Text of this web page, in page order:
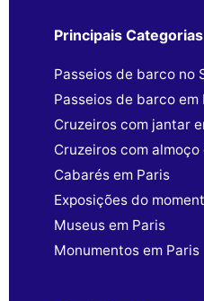
Principais Categorias
Passeios de barco no
Passeios de barco em
Cruzeiros com jantar
Cruzeiros com almoço
Cabarés em Paris
Exposições do
Museus em Paris
Monumentos em Paris